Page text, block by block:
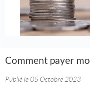
Comment payer
Publié le 05 Octobre 2023